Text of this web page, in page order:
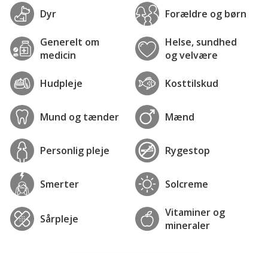
Dyr Forældre og børn
Generelt om
medicin
Helse, sundhed
og velvære
Hudpleje Kosttilskud
Mund og tænder Mænd
Personlig pleje Rygestop
Smerter Solcreme
Sårpleje
Vitaminer og
mineraler